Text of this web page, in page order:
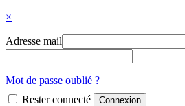
×
Adresse mail
Mot de passe oublié ?
Rester connecté